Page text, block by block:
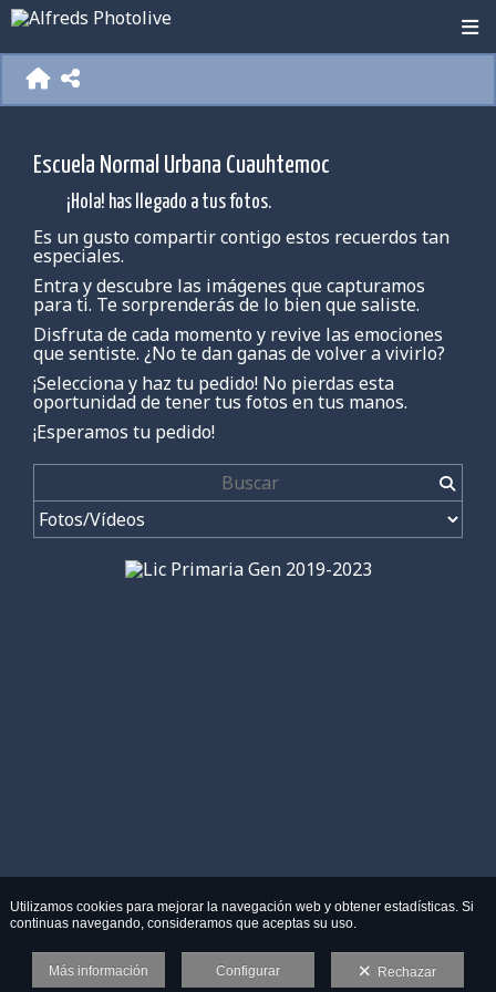
Escuela Normal Urbana Cuauhtemoc
¡Hola! has llegado a tus fotos.
Es un gusto compartir contigo estos recuerdos tan
especiales.
Entra y descubre las imágenes que capturamos
para ti. Te sorprenderás de lo bien que saliste.
Disfruta de cada momento y revive las emociones
que sentiste. ¿No te dan ganas de volver a vivirlo?
¡Selecciona y haz tu pedido! No pierdas esta
oportunidad de tener tus fotos en tus manos.
¡Esperamos tu pedido!
Utilizamos cookies para mejorar la navegación web y obtener estadísticas. Si
continuas navegando, consideramos que aceptas su uso.
Más información Configurar Rechazar